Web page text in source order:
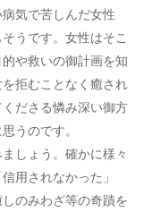
気で苦しんだ女性
うです。女性はそこ
や救いの御計画を知
拒むことなく癒され
ださる憐み深い御方
うのです。
しょう。確かに様々
用されなかった」
のみわざ等の奇蹟を